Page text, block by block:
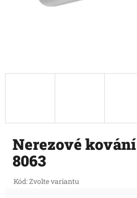
Nerezové
8063
Kód:Zvolte variantu